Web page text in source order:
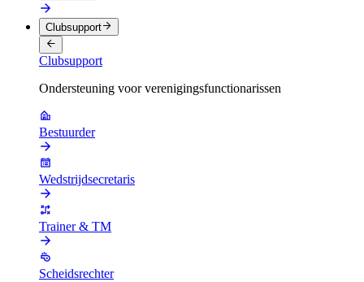
Clubsupport
Clubsupport
Ondersteuning voor verenigingsfunctionarissen
Bestuurder
Wedstrijdsecretaris
Trainer & TM
Scheidsrechter